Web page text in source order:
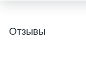
Отзывы